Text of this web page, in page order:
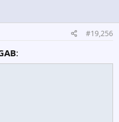
#19,256
: